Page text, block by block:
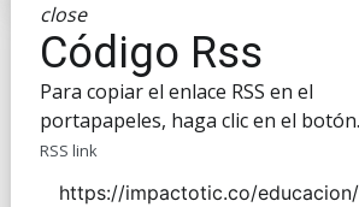
close
Código Rss
Para copiar el enlace RSS en el
portapapeles, haga clic en el botón.
RSS link